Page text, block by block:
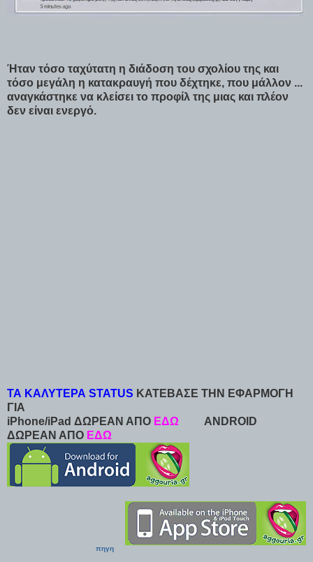
Ήταν τόσο ταχύτατη η διάδοση του σχολίου της και
τόσο μεγάλη η κατακραυγή που δέχτηκε, που μάλλον ...
αναγκάστηκε να κλείσει το προφίλ της μιας και πλέον
δεν είναι ενεργό.
ΤΑ ΚΑΛΥΤΕΡΑ STATUS ΚΑΤΕΒΑΣΕ ΤΗΝ ΕΦΑΡΜΟΓΗ
ΓΙΑ
iPhone/iPad ΔΩΡΕΑΝ ΑΠΟ ΕΔΩ
ANDROID
ΔΩΡΕΑΝ ΑΠΟ ΕΔΩ
πηγη